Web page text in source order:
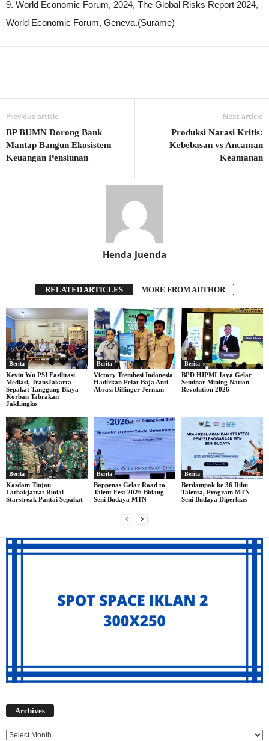
9. World Economic Forum, 2024, The Global Risks Report 2024,
World Economic Forum, Geneva.(Surame)
Previous article
BP BUMN Dorong Bank
Mantap Bangun Ekosistem
Keuangan Pensiunan
Next article
Produksi Narasi Kritis:
Kebebasan vs Ancaman
Keamanan
Henda Juenda
RELATED ARTICLES MORE FROM AUTHOR
Berita
Kevin Wu PSI Fasilitasi
Mediasi, TransJakarta
Sepakat Tanggung Biaya
Korban Tabrakan
JakLingko
Berita
Victory Trembesi Indonesia
Hadirkan Pelat Baja Anti-
Abrasi Dillinger Jerman
Berita
BPD HIPMI Jaya Gelar
Seminar Mining Nation
Revolution 2026
Berita
Kasdam Tinjau
Latbakjatrat Rudal
Starstreak Pantai Sepahat
Berita
Bappenas Gelar Road to
Talent Fest 2026 Bidang
Seni Budaya MTN
Berita
Berdampak ke 36 Ribu
Talenta, Program MTN
Seni Budaya Diperluas
Archives